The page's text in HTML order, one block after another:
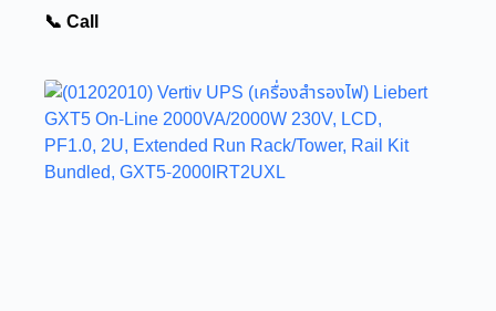
📞 Call